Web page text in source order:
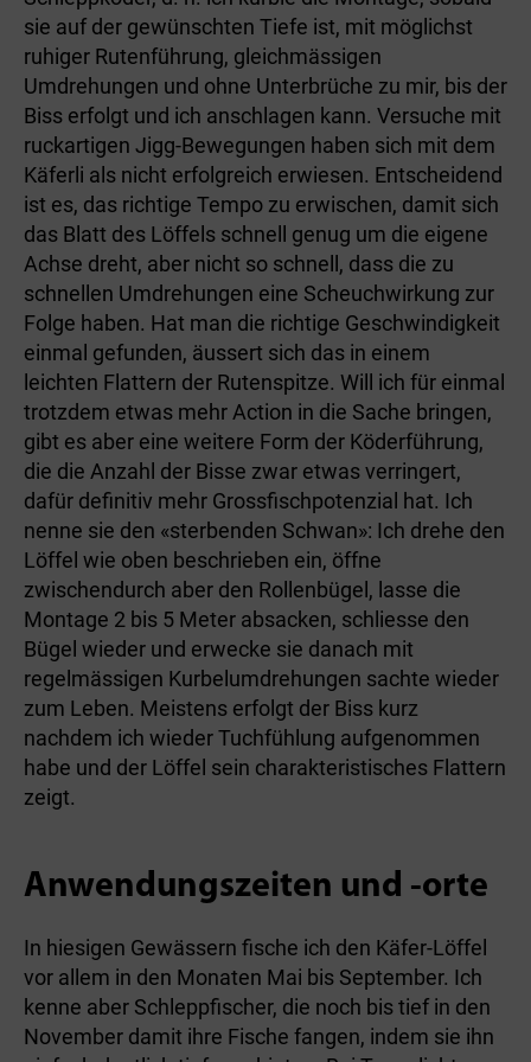
sie auf der gewünschten Tiefe ist, mit möglichst
ruhiger Rutenführung, gleichmässigen
Umdrehungen und ohne Unterbrüche zu mir, bis der
Biss erfolgt und ich anschlagen kann. Versuche mit
ruckartigen Jigg-Bewegungen haben sich mit dem
Käferli als nicht erfolgreich erwiesen. Entscheidend
ist es, das richtige Tempo zu erwischen, damit sich
das Blatt des Löffels schnell genug um die eigene
Achse dreht, aber nicht so schnell, dass die zu
schnellen Umdrehungen eine Scheuchwirkung zur
Folge haben. Hat man die richtige Geschwindigkeit
einmal gefunden, äussert sich das in einem
leichten Flattern der Rutenspitze. Will ich für einmal
trotzdem etwas mehr Action in die Sache bringen,
gibt es aber eine weitere Form der Köderführung,
die die Anzahl der Bisse zwar etwas verringert,
dafür definitiv mehr Grossfischpotenzial hat. Ich
nenne sie den «sterbenden Schwan»: Ich drehe den
Löffel wie oben beschrieben ein, öffne
zwischendurch aber den Rollenbügel, lasse die
Montage 2 bis 5 Meter absacken, schliesse den
Bügel wieder und erwecke sie danach mit
regelmässigen Kurbelumdrehungen sachte wieder
zum Leben. Meistens erfolgt der Biss kurz
nachdem ich wieder Tuchfühlung aufgenommen
habe und der Löffel sein charakteristisches Flattern
zeigt.
Anwendungszeiten und -orte
In hiesigen Gewässern fische ich den Käfer-Löffel
vor allem in den Monaten Mai bis September. Ich
kenne aber Schleppfischer, die noch bis tief in den
November damit ihre Fische fangen, indem sie ihn